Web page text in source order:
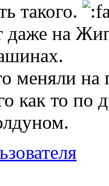
такого.
даже на
меняли на
как то по